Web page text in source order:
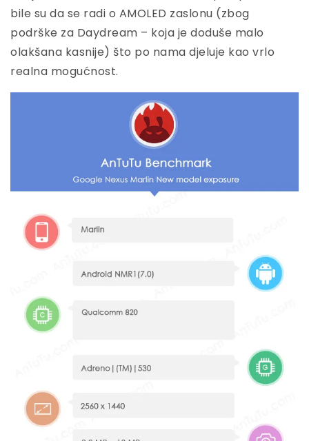
bile su da se radi o AMOLED zaslonu (zbog
podrške za Daydream – koja je doduše malo
olakšana kasnije) što po nama djeluje kao vrlo
realna mogućnost.